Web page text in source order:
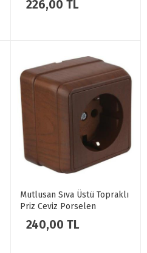
226,00 TL
Mutlusan Sıva Üstü Topraklı
Priz Ceviz Porselen
240,00 TL